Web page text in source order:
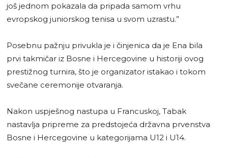
još jednom pokazala da pripada samom vrhu
evropskog juniorskog tenisa u svom uzrastu.”
Posebnu pažnju privukla je i činjenica da je Ena bila
prvi takmičar iz Bosne i Hercegovine u historiji ovog
prestižnog turnira, što je organizator istakao i tokom
svečane ceremonije otvaranja.
Nakon uspješnog nastupa u Francuskoj, Tabak
nastavlja pripreme za predstojeća državna prvenstva
Bosne i Hercegovine u kategorijama U12 i U14.